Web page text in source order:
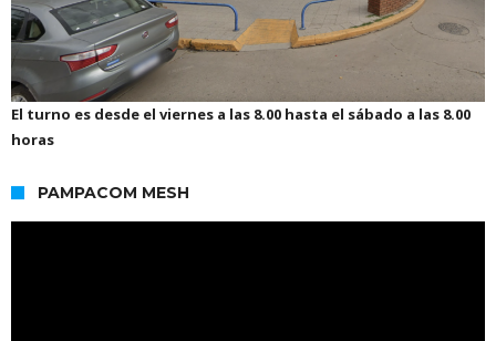
El turno es desde el viernes a las 8.00 hasta el sábado a las 8.00
horas
PAMPACOM MESH